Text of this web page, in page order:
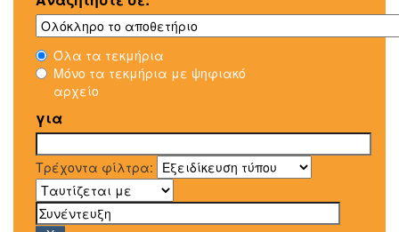
Όλα τα τεκμήρια
Μόνο τα τεκμήρια με ψηφιακό
αρχείο
για
Τρέχοντα φίλτρα: